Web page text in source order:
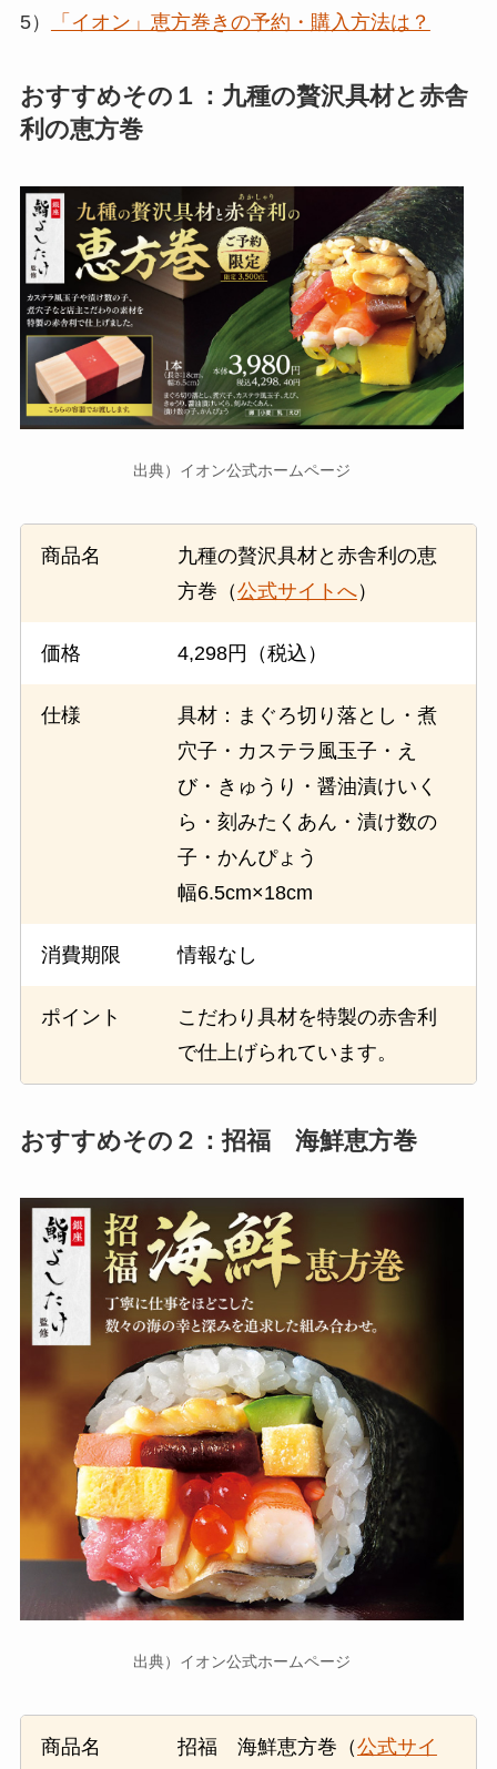
5）
「イオン」恵方巻きの予約・購入方法は？
おすすめその１：九種の贅沢具材と赤舎
利の恵方巻
出典）イオン公式ホームページ
商品名
九種の贅沢具材と赤舎利の恵
方巻（公式サイトへ）
価格 4,298円（税込）
仕様
具材：まぐろ切り落とし・煮
穴子・カステラ風玉子・え
び・きゅうり・醤油漬けいく
ら・刻みたくあん・漬け数の
子・かんぴょう
幅6.5cm×18cm
消費期限 情報なし
ポイント
こだわり具材を特製の赤舎利
で仕上げられています。
おすすめその２：招福 海鮮恵方巻
出典）イオン公式ホームページ
商品名 招福 海鮮恵方巻（公式サイ